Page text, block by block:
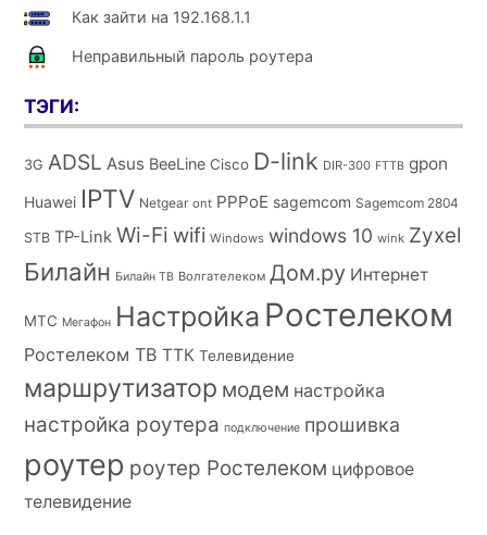
Как зайти на 192.168.1.1
Неправильный пароль роутера
ТЭГИ:
3G ADSL Asus BeeLine Cisco D-link DIR-300 FTTB gpon
Huawei IPTV Netgear ont PPPoE sagemcom Sagemcom 2804
STB TP-Link Wi-Fi wifi Windows windows 10 wink Zyxel
Билайн Билайн ТВ Волгателеком Дом.ру Интернет
МТС Мегафон Настройка Ростелеком
Ростелеком ТВ ТТК Телевидение
маршрутизатор модем настройка
настройка роутера подключение прошивка
роутер роутер Ростелеком цифровое
телевидение